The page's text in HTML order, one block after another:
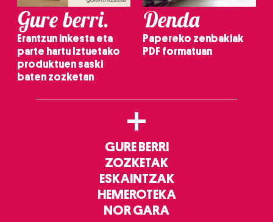
Gure berri.
Erantzun inkesta eta
parte hartu Iztuetako
produktuen saski
baten zozketan
Denda
Papereko zenbakiak
PDF formatuan
+
GURE BERRI
ZOZKETAK
ESKAINTZAK
HEMEROTEKA
NOR GARA